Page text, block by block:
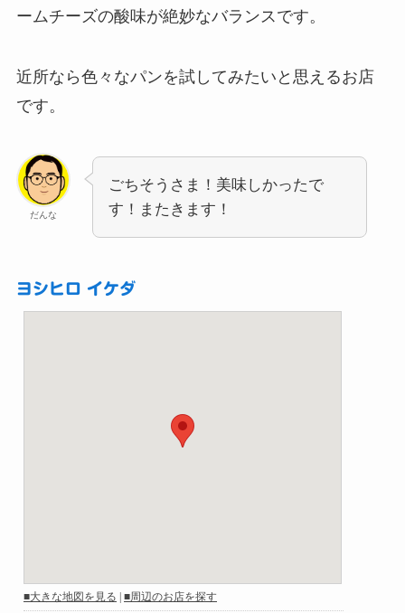
ームチーズの酸味が絶妙なバランスです。
近所なら色々なパンを試してみたいと思えるお店
です。
だんな
ごちそうさま！美味しかったで
す！またきます！
ヨシヒロ イケダ